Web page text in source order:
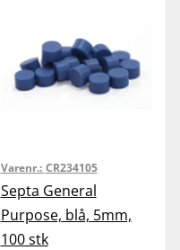
Varenr.: CR234105
Septa General
Purpose, blå, 5mm,
100 stk